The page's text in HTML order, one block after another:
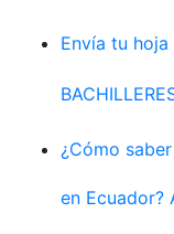
Envía tu
¿Cómo
en Ecuador?